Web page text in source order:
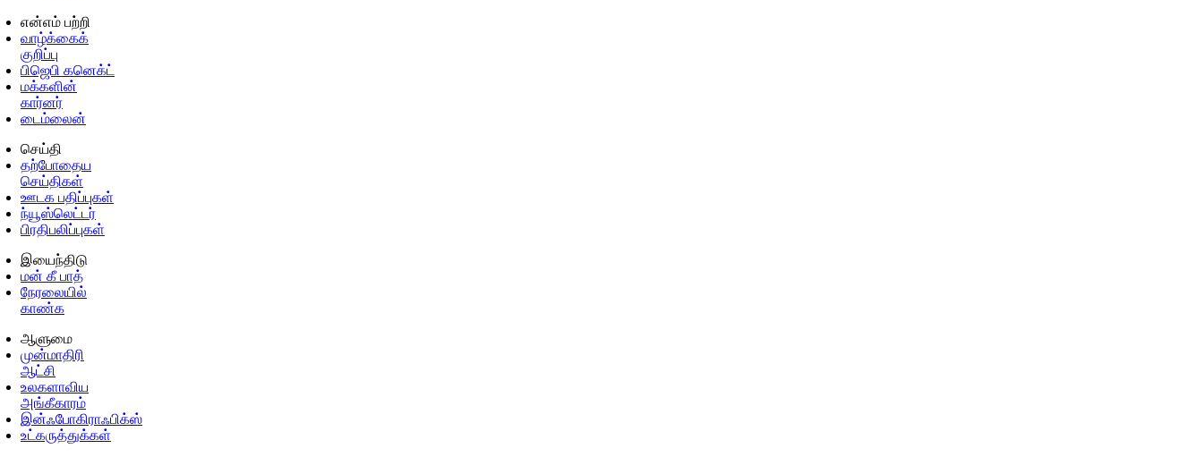
என்எம் பற்றி
வாழ்க்கைக்
குறிப்பு
பிஜெபி கனெக்ட்
மக்களின்
கார்னர்
டைம்லைன்
செய்தி
தற்போதைய
செய்திகள்
ஊடக பதிப்புகள்
ந்யூஸ்லெட்டர்
பிரதிபலிப்புகள்
இயைந்திடு
மன் கீ பாத்
நேரலையில்
காண்க
ஆளுமை
முன்மாதிரி
ஆட்சி
உலகளாவிய
அங்கீகாரம்
இன்ஃபோகிராஃபிக்ஸ்
உட்கருத்துக்கள்